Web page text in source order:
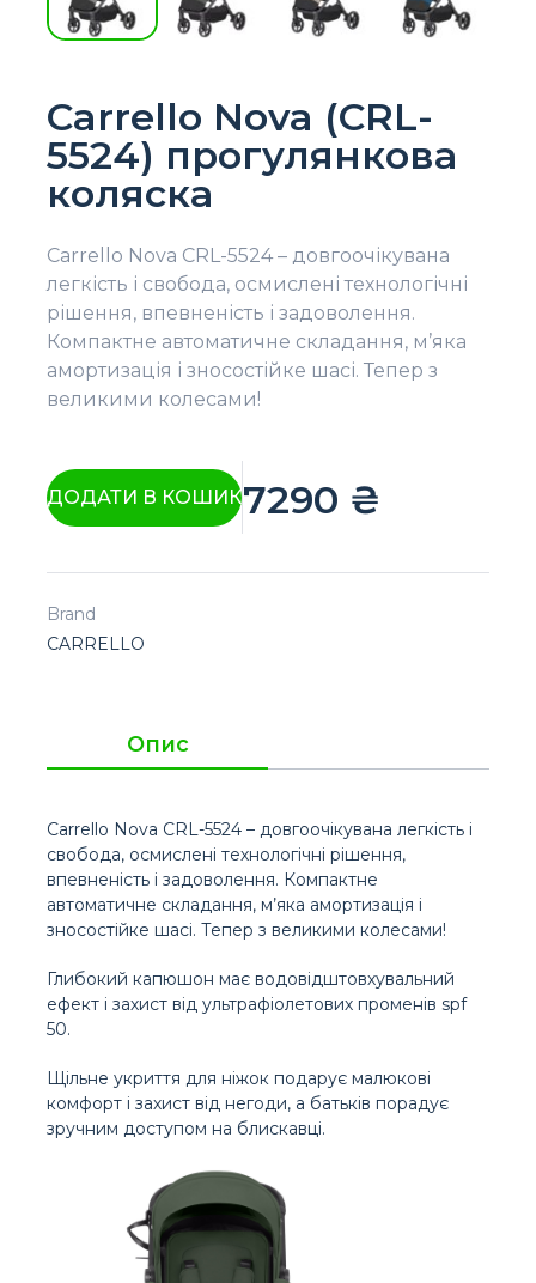
Carrello Nova (CRL-
5524) прогулянкова
коляска
Carrello Nova CRL-5524 – довгоочікувана
легкість і свобода, осмислені технологічні
рішення, впевненість і задоволення.
Компактне автоматичне складання, м’яка
амортизація і зносостійке шасі. Тепер з
великими колесами!
ДОДАТИ В КОШИК7290 ₴
Brand
CARRELLO
Опис
Carrello Nova CRL-5524 – довгоочікувана легкість і
свобода, осмислені технологічні рішення,
впевненість і задоволення. Компактне
автоматичне складання, м’яка амортизація і
зносостійке шасі. Тепер з великими колесами!
Глибокий капюшон має водовідштовхувальний
ефект і захист від ультрафіолетових променів spf
50.
Щільне укриття для ніжок подарує малюкові
комфорт і захист від негоди, а батьків порадує
зручним доступом на блискавці.